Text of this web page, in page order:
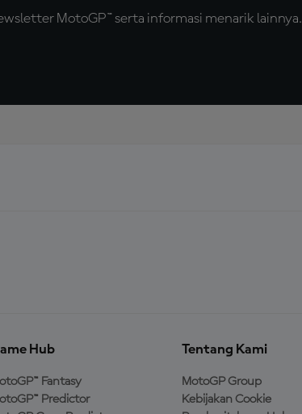
MotoGP™ serta informasi menarik lainnya.
Hub
Fantasy
Predictor
Tentang Kami
MotoGP Group
Kebijakan Cookie